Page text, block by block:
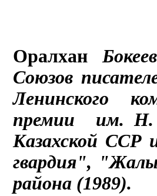
Оралхан
Союзов
Ленинского
премии им. Н.
Казахской ССР
гвардия",
района (1989).